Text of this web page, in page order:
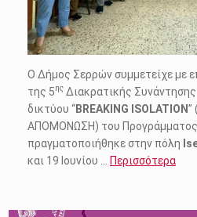
Ο Δήμος Σερρών συμμετείχε με
της 5ηςΔιακρατικής
δικτύου “BREAKING ISOLATION”
ΑΠΟΜΟΝΩΣΗ) του Προγράμματος
πραγματοποιήθηκε στην πόλη
και 19 Ιουνίου …
Περισσότερα